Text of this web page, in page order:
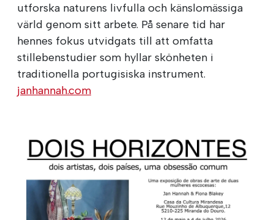
utforska naturens livfulla och känslomässiga
värld genom sitt arbete. På senare tid har
hennes fokus utvidgats till att omfatta
stillebenstudier som hyllar skönheten i
traditionella portugisiska instrument.
janhannah.com